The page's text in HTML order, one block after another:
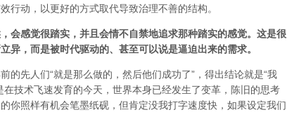
行动，以更好的方式取代导致治理不善的结构。
会感觉很踏实，并且会情不自禁地追求那种踏实的感觉。这是很
异，而是被时代驱动的、甚至可以说是逼迫出来的需求。
的先人们“就是那么做的，然后他们成功了”，得出结论就是“我
技术飞速发育的今天，世界本身已经发生了变革，陈旧的思考
你照样有机会笔墨纸砚，但肯定没我打字速度快，如果设定我们